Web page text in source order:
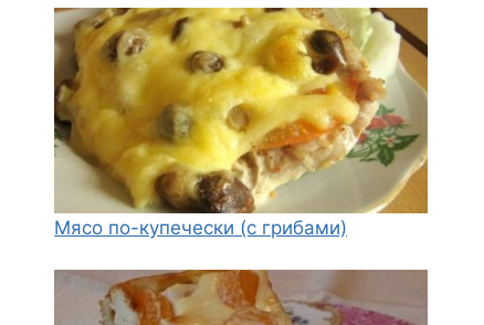
Мясо по-купечески (с грибами)